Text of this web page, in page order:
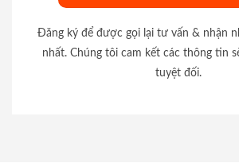
Đăng ký để được gọi lại tư vấn & nhận
nhất. Chúng tôi cam kết các thông tin
tuyệt đối.